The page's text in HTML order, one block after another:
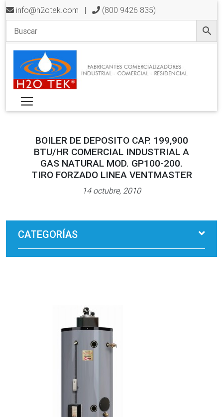
info@h2otek.com | (800 9426 835)
BOILER DE DEPOSITO CAP. 199,900
BTU/HR COMERCIAL INDUSTRIAL A
GAS NATURAL MOD. GP100-200.
TIRO FORZADO LINEA VENTMASTER
14 octubre, 2010
CATEGORÍAS